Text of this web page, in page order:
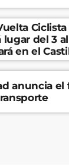
lugar del 3
en el
anuncia el